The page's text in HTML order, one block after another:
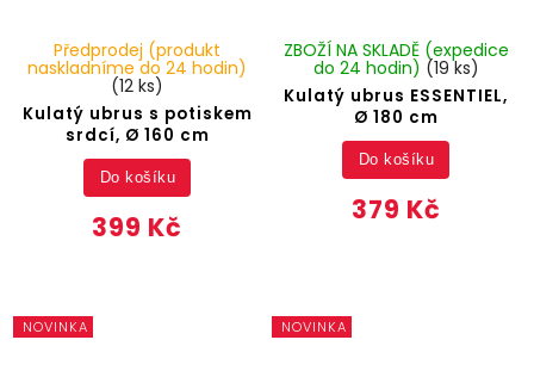
Kulatý ubrus s potiskem
srdcí, Ø 160 cm
Předprodej (produkt
naskladníme do 24 hodin)
(12 ks)
399 Kč
Do košíku
Kulatý ubrus ESSENTIEL,
Ø 180 cm
ZBOŽÍ NA SKLADĚ (expedice
do 24 hodin) (19 ks)
379 Kč
Do košíku
NOVINKA NOVINKA